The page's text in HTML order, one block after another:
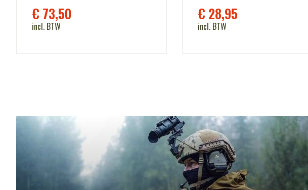
€ 73,50
incl. BTW
€ 28,95
incl. BTW